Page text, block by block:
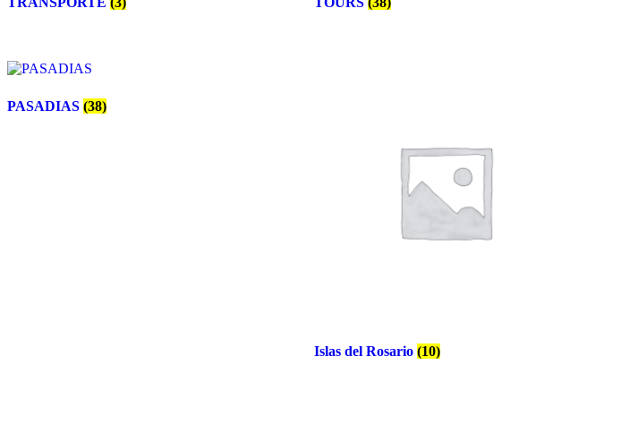
PASADIAS (38)
Islas del Rosario(10)